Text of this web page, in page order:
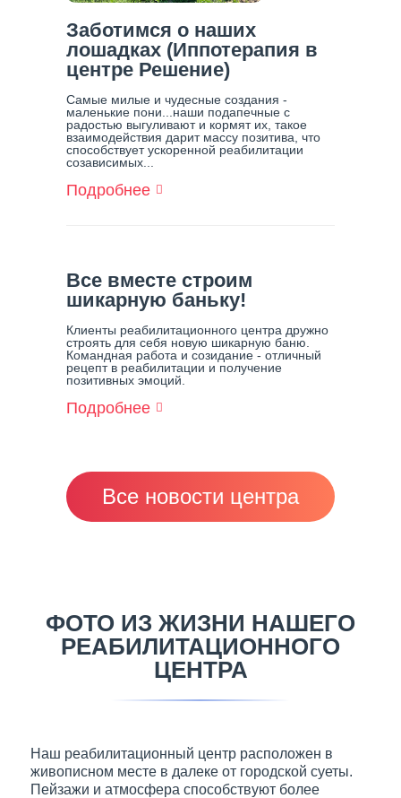
Заботимся о наших
лошадках (Иппотерапия в
центре Решение)
Самые милые и чудесные создания -
маленькие пони...наши подапечные с
радостью выгуливают и кормят их, такое
взаимодействия дарит массу позитива, что
способствует ускоренной реабилитации
созависимых...
Подробнее О
В
Центре
Все вместе строим
шикарную баньку!
Клиенты реабилитационного центра дружно
строять для себя новую шикарную баню.
Командная работа и созидание - отличный
рецепт в реабилитации и получение
позитивных эмоций.
Подробнее О
Шикарную
Баньку!
Все новости центра
ФОТО ИЗ ЖИЗНИ НАШЕГО
РЕАБИЛИТАЦИОННОГО
ЦЕНТРА
Наш реабилитационный центр расположен в
живописном месте в далеке от городской суеты.
Пейзажи и атмосфера способствуют более